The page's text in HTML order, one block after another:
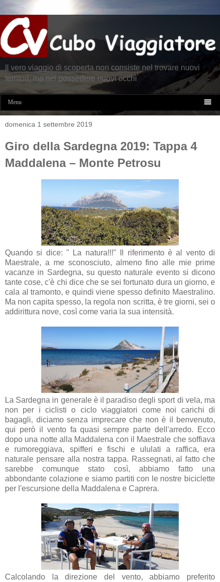
Il vero viaggio di scoperta non consiste nel trovare nuovi
territori, ma nel possedere nuovi occhi
Menu 
domenica 1 settembre 2019
Giro della Sardegna 2019: Tappa 4
Maddalena – Monte Petrosu
Quando si dice: " La natura!!!" Il riferimento è al vento di
Maestrale, a me sconosciuto, almeno fino alle mie prime
vacanze in Sardegna, su questo naturale evento si dicono
tante cose, c'è chi dice che se sei fortunato dura un giorno, e
cala al tramonto, e quindi viene spesso definito Maestralino.
Ma non capita spesso, la regola non scritta, è tre giorni, sei o
addirittura nove, così come varia la sua intensità.
La Sardegna in generale è il paradiso degli sport di vela, ma
non per i ciclisti o ciclo viaggiatori come noi carichi di
bagagli, diciamo senza imprecare che non è il benvenuto,
qui però il vento fa quasi sempre parte dell'arredo. Ecco
dopo una notte alla Maddalena con il Maestrale che soffiava
e rumoreggiava, spifferi e fischi e ululati a raffica, era
naturale pensare alla nostra tappa. Rassegnati, al fatto che
sarebbe comunque stato così, abbiamo fatto una
abbondante colazione e siamo partiti con le nostre biciclette
per l'escursione della Maddalena e Caprera.
Calcolando la direzione del vento, abbiamo preferito